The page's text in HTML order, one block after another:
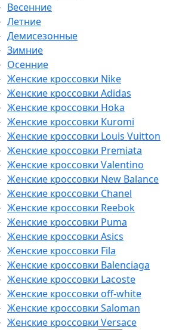
Весенние
Летние
Демисезонные
Зимние
Осенние
Женские кроссовки Nike
Женские кроссовки Adidas
Женские кроссовки Hoka
Женские кроссовки Kuromi
Женские кроссовки Louis Vuitton
Женские кроссовки Premiata
Женские кроссовки Valentino
Женские кроссовки New Balance
Женские кроссовки Chanel
Женские кроссовки Reebok
Женские кроссовки Puma
Женские кроссовки Asics
Женские кроссовки Fila
Женские кроссовки Balenciaga
Женские кроссовки Lacoste
Женские кроссовки off-white
Женские кроссовки Saloman
Женские кроссовки Versace